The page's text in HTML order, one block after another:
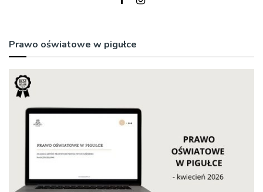
Prawo oświatowe w pigułce